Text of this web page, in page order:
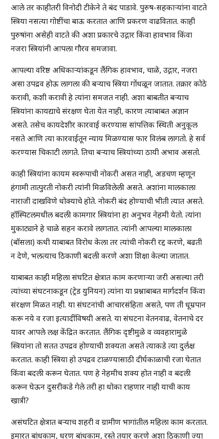
आले तर काहीतरी विनोदी टीकेने ते बंद पाडावे. पुरुष-सहकार्‍यांना वाटते
स्त्रिया नसत्या गोष्टींचा बाऊ करतात आणि प्रकरण वाढवितात. काही
पुरुषांना असेही वाटते की अशा प्रकारचे उद्गार किंवा हावभाव किंवा
नजरा स्त्रियांनी आपला गौरव समजावा.
आपल्या वरिष्ठ अधिकार्‍यांकडून लैंगिक हावभाव, चाळे, उद्गार, नजरा
असा उपद्रव होऊ लागला की बर्‍याच स्त्रिया गोंधळून जातात. तक्रार कोठे
करावी, कशी करावी हे त्यांना समजत नाही. अशा बाबतीत बर्‍याच
स्त्रियांना कायद्याचे संरक्षण घेता येत नाही, कारण त्याबाबत अज्ञान
असते. तसेच कायदेशीर कारवाई करण्यास सांपत्तिक स्थिती अनुकूल
नसते आणि त्या कारवाईतून न्याय मिळण्यास फार विलंब लागतो. हे सर्व
करण्यास चिकाटी लागते. तिचा बर्‍याच स्त्रियांच्या ठायी अभाव असतो.
काही स्त्रियांना कायम स्वरूपाची नोकरी असत नाही, अडचण म्हणून
हंगामी तात्पुरती नोकरी त्यांनी मिळविलेली असते. अशांना मालकाला
नाराजी दाखविणे धोक्याचे होते. नोकरी बंद होण्याची भीती त्यात असते.
हॉस्पिटलमधील बदली कामगार स्त्रियांना हा अनुभव नेहमी येतो. त्यांना
मुकाट्याने हे चाळे सहन करावे लागतात. त्यांनी आपल्या मालकाला
(बॉसला) कधी याबाबत विरोध केला तर त्यांची नोकरी रद्द करणे, बढती
न देणे, भलत्याच ठिकाणी बदली करणे अशा शिक्षा केल्या जातात.
याबाबत काही महिला संघटित क्षेत्रात काम करणार्‍या जरी असल्या तरी
त्यांच्या संघटनाकडून (ट्रेड युनियन) त्यांना या प्रश्नाबाबत मार्गदर्शन किंवा
संरक्षण मिळत नाही. या संघटनांची आचारसंहिता असते, पण ती धूम्रपान
करू नये व रजा इत्यादींविषयी असते. या संघटना वेतनवाढ, वेतनाचे दर
यावर आपले लक्ष केंद्रित करतात. लैंगिक दृष्टीमुळे व व्यवहारामुळे
स्त्रियांना तो सतत उपद्रव होण्याची शक्यता असते त्याकडे त्या दुर्लक्ष
करतात. काही स्त्रिया हो उपद्रव टाळण्यासाठी दीर्घकाळाची रजा घेतात
किंवा बदली करून घेतात. पण हे नेहमीच शक्य होत नाही व बदली
करून घेऊन दुसरीकडे गेले तरी हा धोका राहणार नाही याची काय
खात्री?
असंघटित क्षेत्रात बर्‍याच शहरी व ग्रामीण भागांतील महिला काम करतात.
इमारत बांधकाम, धरण बांधकाम, रस्ते तयार करणे अशा ठिकाणी ज्या